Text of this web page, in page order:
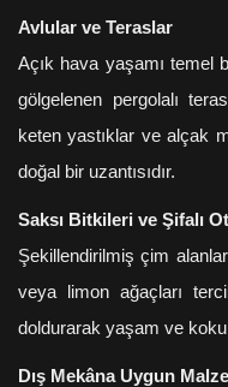
Avlular ve Teraslar
Açık hava yaşamı temel
gölgelenen pergolalı
keten yastıklar ve alçak
doğal bir uzantısıdır.
Saksı Bitkileri ve Şifalı
Şekillendirilmiş çim
veya limon ağaçları
doldurarak yaşam ve
Dış Mekâna Uygun